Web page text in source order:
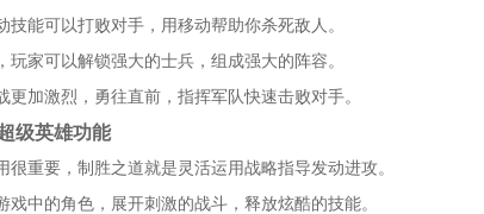
技能可以打败对手，用移动帮助你杀死敌人。
玩家可以解锁强大的士兵，组成强大的阵容。
更加激烈，勇往直前，指挥军队快速击败对手。
级英雄功能
很重要，制胜之道就是灵活运用战略指导发动进攻。
戏中的角色，展开刺激的战斗，释放炫酷的技能。